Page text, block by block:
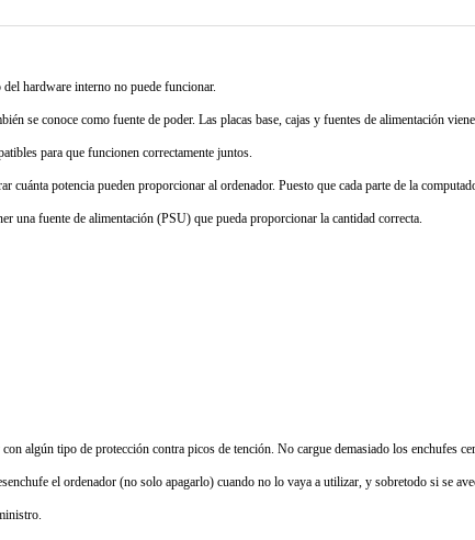
hardware interno no puede funcionar.
se conoce como fuente de poder. Las placas base, cajas y fuentes de alimentación
para que funcionen correctamente juntos.
cuánta potencia pueden proporcionar al ordenador. Puesto que cada parte de la
una fuente de alimentación (PSU) que pueda proporcionar la cantidad correcta.
algún tipo de protección contra picos de tención. No cargue demasiado los enchufes
el ordenador (no solo apagarlo) cuando no lo vaya a utilizar, y sobretodo si se